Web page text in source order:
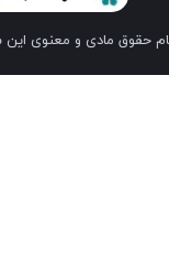
حقوق مادی و معنوی این